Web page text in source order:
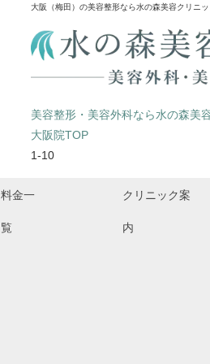
大阪（梅田）の美容整形なら水の森美容クリニ
美容整形・美容外科なら水の森美
大阪院TOP
1-10
料金一
覧
クリニック案
内